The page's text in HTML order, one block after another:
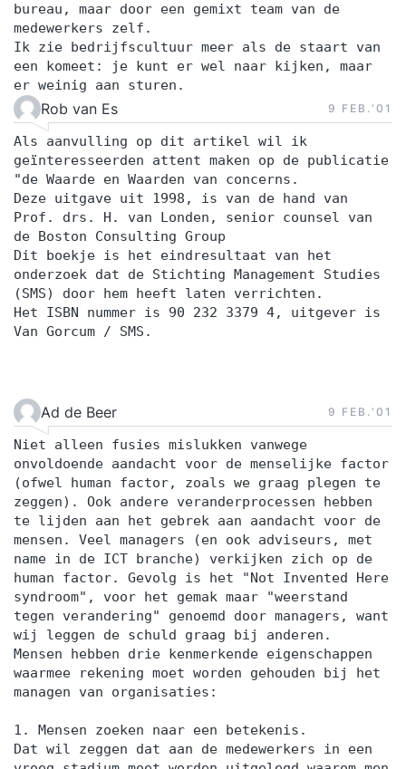
bureau, maar door een gemixt team van de
medewerkers zelf.
Ik zie bedrijfscultuur meer als de staart van
een komeet: je kunt er wel naar kijken, maar
er weinig aan sturen.
Rob van Es 9 FEB.‘01
Als aanvulling op dit artikel wil ik
geïnteresseerden attent maken op de publicatie
"de Waarde en Waarden van concerns.
Deze uitgave uit 1998, is van de hand van
Prof. drs. H. van Londen, senior counsel van
de Boston Consulting Group
Dit boekje is het eindresultaat van het
onderzoek dat de Stichting Management Studies
(SMS) door hem heeft laten verrichten.
Het ISBN nummer is 90 232 3379 4, uitgever is
Van Gorcum / SMS.
Ad de Beer 9 FEB.‘01
Niet alleen fusies mislukken vanwege
onvoldoende aandacht voor de menselijke factor
(ofwel human factor, zoals we graag plegen te
zeggen). Ook andere veranderprocessen hebben
te lijden aan het gebrek aan aandacht voor de
mensen. Veel managers (en ook adviseurs, met
name in de ICT branche) verkijken zich op de
human factor. Gevolg is het "Not Invented Here
syndroom", voor het gemak maar "weerstand
tegen verandering" genoemd door managers, want
wij leggen de schuld graag bij anderen.
Mensen hebben drie kenmerkende eigenschappen
waarmee rekening moet worden gehouden bij het
managen van organisaties:
1. Mensen zoeken naar een betekenis.
Dat wil zeggen dat aan de medewerkers in een